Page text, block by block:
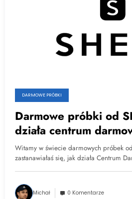
DARMOWE PRÓBKI
Darmowe próbki od
działa centrum
Witamy w świecie darmowych próbek
zastanawiałaś się, jak działa Centrum
Michał 0 Komentarze